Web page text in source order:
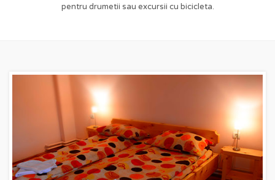
pentru drumetii sau excursii cu bicicleta.